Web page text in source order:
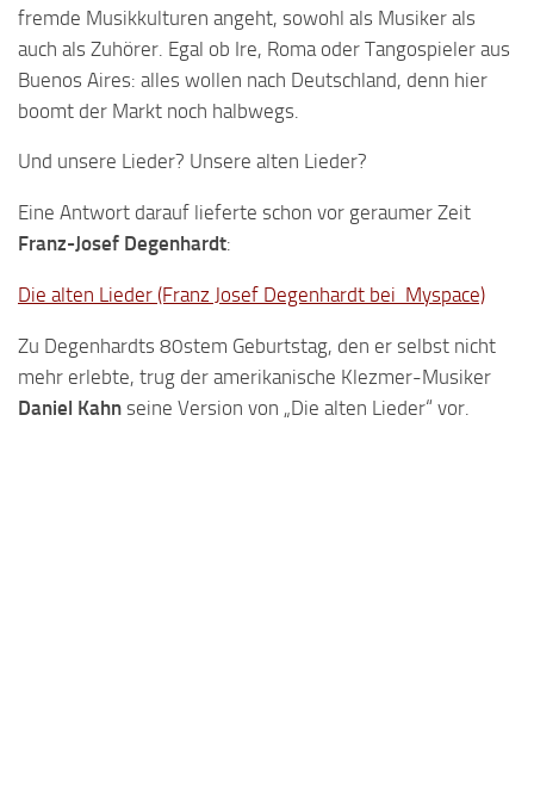
fremde Musikkulturen angeht, sowohl als Musiker als
auch als Zuhörer. Egal ob Ire, Roma oder Tangospieler aus
Buenos Aires: alles wollen nach Deutschland, denn hier
boomt der Markt noch halbwegs.
Und unsere Lieder? Unsere alten Lieder?
Eine Antwort darauf lieferte schon vor geraumer Zeit
Franz-Josef Degenhardt:
Die alten Lieder (Franz Josef Degenhardt bei Myspace)
Zu Degenhardts 80stem Geburtstag, den er selbst nicht
mehr erlebte, trug der amerikanische Klezmer-Musiker
Daniel Kahn seine Version von „Die alten Lieder“ vor.